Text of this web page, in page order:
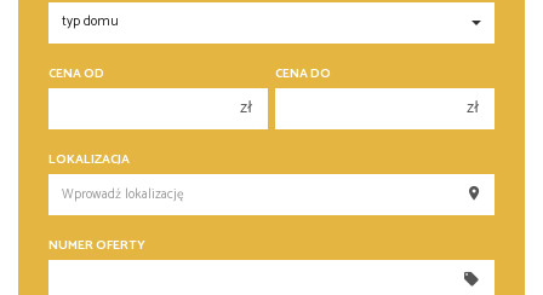
CENA OD
zł
250 000 zł
300 000 zł
CENA DO
zł
250 000 zł
300 000 zł
LOKALIZACJA
NUMER OFERTY